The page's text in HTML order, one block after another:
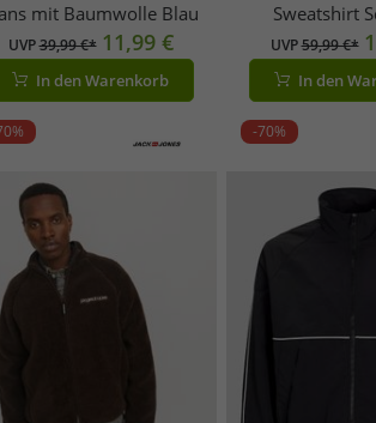
mit Baumwolle Blau
UVP39,99 €* 11,99 €
In den Warenkorb
Sweatshirt
UVP59,99 €*
In den
-70%